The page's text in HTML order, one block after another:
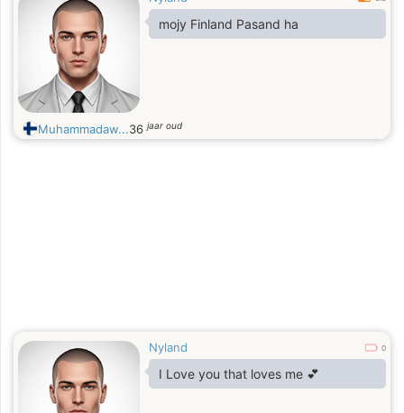
mojy Finland Pasand ha
Muhammadaw...36jaar oud
Nyland 0
I Love you that loves me 💕